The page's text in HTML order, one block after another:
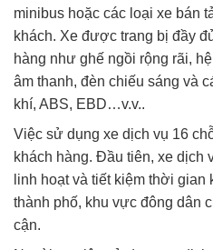
minibus hoặc các loại xe bán
khách. Xe được trang bị đầy
hàng như ghế ngồi rộng rãi,
âm thanh, đèn chiếu sáng và
khí, ABS, EBD…v.v..
Việc sử dụng xe dịch vụ 16
khách hàng. Đầu tiên, xe dịch
linh hoạt và tiết kiệm thời gian
thành phố, khu vực đông dân
cận.